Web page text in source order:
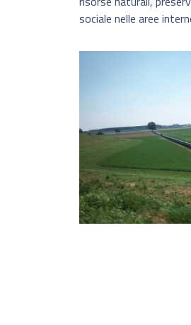
sociale nelle aree